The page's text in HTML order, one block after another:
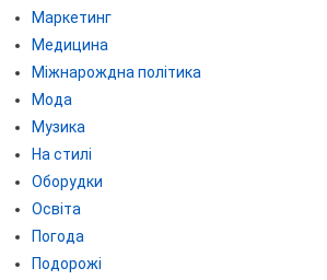
Маркетинг
Медицина
Міжнарождна політика
Мода
Музика
На стилі
Оборудки
Освіта
Погода
Подорожі